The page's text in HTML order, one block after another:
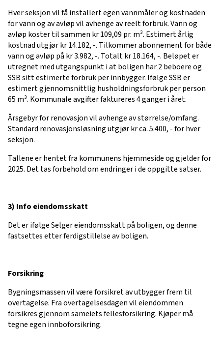
Hver seksjon vil få installert egen vannmåler og kostnaden
for vann og av avløp vil avhenge av reelt forbruk. Vann og
avløp koster til sammen kr 109,09 pr. m³. Estimert årlig
kostnad utgjør kr 14.182, -. Tilkommer abonnement for både
vann og avløp på kr 3.982, -. Totalt kr 18.164, -. Beløpet er
utregnet med utgangspunkt i at boligen har 2 beboere og
SSB sitt estimerte forbruk per innbygger. Ifølge SSB er
estimert gjennomsnittlig husholdningsforbruk per person
65 m³. Kommunale avgifter faktureres 4 ganger i året.
Årsgebyr for renovasjon vil avhenge av størrelse/omfang.
Standard renovasjonsløsning utgjør kr ca. 5.400, - for hver
seksjon.
Tallene er hentet fra kommunens hjemmeside og gjelder for
2025. Det tas forbehold om endringer i de oppgitte satser.
3) Info eiendomsskatt
Det er ifølge Selger eiendomsskatt på boligen, og denne
fastsettes etter ferdigstillelse av boligen.
Forsikring
Bygningsmassen vil være forsikret av utbygger frem til
overtagelse. Fra overtagelsesdagen vil eiendommen
forsikres gjennom sameiets fellesforsikring. Kjøper må
tegne egen innboforsikring.